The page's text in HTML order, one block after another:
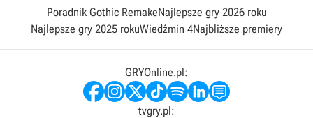
Poradnik Gothic RemakeNajlepsze gry 2026 roku
Najlepsze gry 2025 rokuWiedźmin 4Najbliższe premiery
GRYOnline.pl:
tvgry.pl: